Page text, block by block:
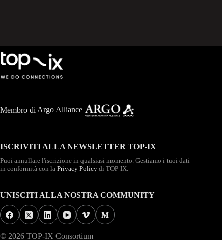
Membro di Argo Alliance
ISCRIVITI ALLA NEWSLETTER TOP-IX
Puoi annullare l'iscrizione in qualsiasi momento. Gestiamo i tuoi dati
in conformità con la Privacy Policy di TOP-IX.
UNISCITI ALLA NOSTRA COMMUNITY
© 2026 TOP-IX Consortium